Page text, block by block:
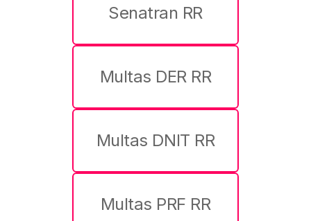
Senatran RR
Multas DER RR
Multas DNIT RR
Multas PRF RR